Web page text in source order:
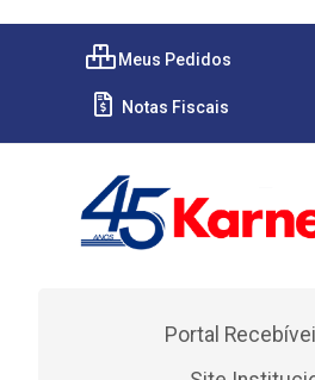
Meus Pedidos
Notas Fiscais
Portal